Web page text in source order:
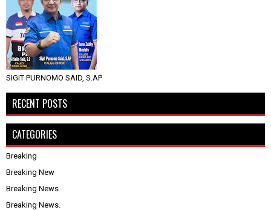
SIGIT PURNOMO SAID, S.AP
RECENT POSTS
CATEGORIES
Breaking
Breaking New
Breaking News
Breaking News.